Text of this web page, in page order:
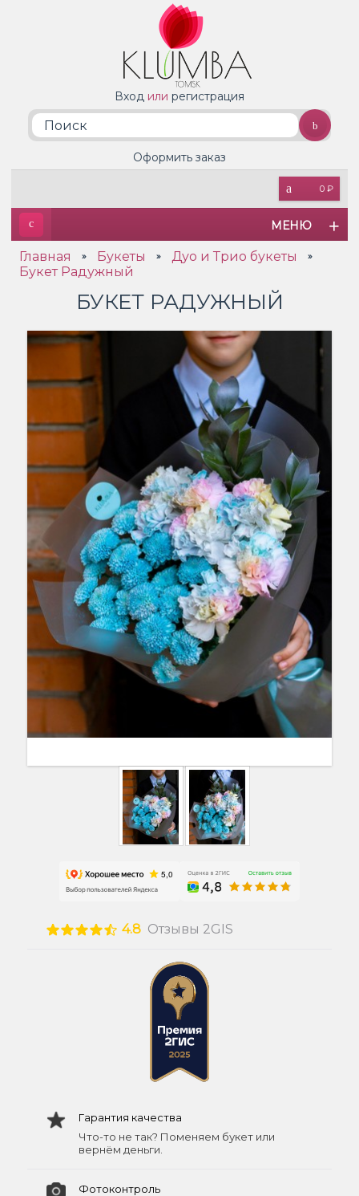
Вход или регистрация
0 ₽
Оформить заказ
МЕНЮ
Главная » Букеты » Дуо и Трио букеты »
Букет Радужный
БУКЕТ РАДУЖНЫЙ
4.8 Отзывы 2GIS
Гарантия качества
Что-то не так? Поменяем букет или
вернём деньги.
Фотоконтроль